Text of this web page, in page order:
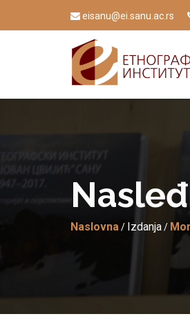
eisanu@ei.sanu.ac.rs
Naslovna/ Izdanja/